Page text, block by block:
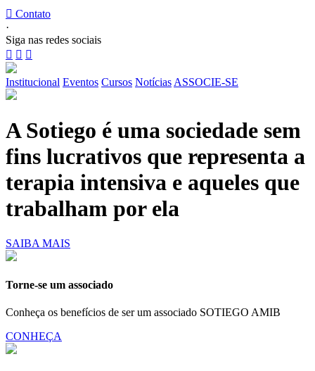
 Contato
·
Siga nas redes sociais
  
Institucional Eventos Cursos Notícias ASSOCIE-SE
A Sotiego é uma sociedade sem
fins lucrativos que representa a
terapia intensiva e aqueles que
trabalham por ela
SAIBA MAIS
Torne-se um associado
Conheça os benefícios de ser um associado SOTIEGO AMIB
CONHEÇA